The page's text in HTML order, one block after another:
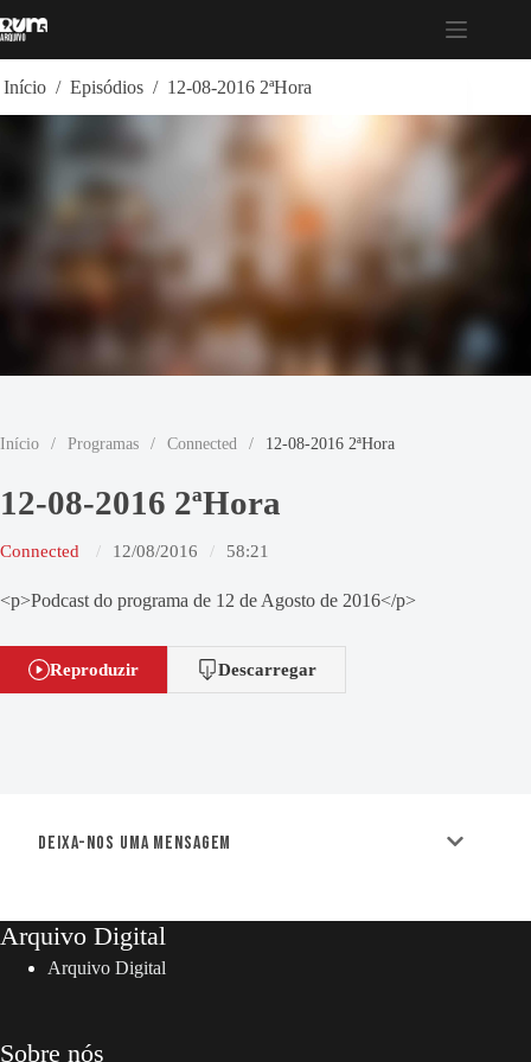
para
Início / Episódios / 12-08-2016 2ªHora
Início / Programas / Connected / 12-08-2016 2ªHora
12-08-2016 2ªHora
Connected 12/08/2016 58:21
<p>Podcast do programa de 12 de Agosto de 2016</p>
Reproduzir Descarregar
Deixa-nos uma mensagem
Arquivo Digital
Arquivo Digital
Sobre nós